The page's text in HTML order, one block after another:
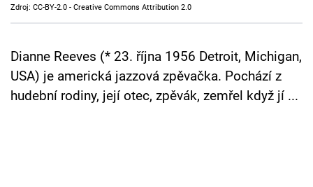
Cool Esport
Pořady
TV Program
Zdroj: CC-BY-2.0 - Creative Commons Attribution 2.0
Dianne Reeves (* 23. října 1956 Detroit, Michigan,
USA) je americká jazzová zpěvačka. Pochází z
hudební rodiny, její otec, zpěvák, zemřel když jí ...